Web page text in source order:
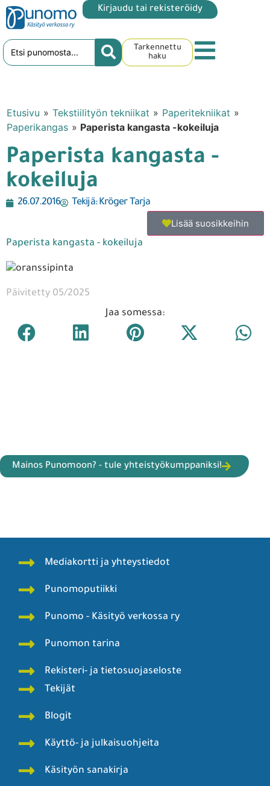
Kirjaudu tai rekisteröidy
Tarkennettu
haku
Etusivu » Tekstiilityön tekniikat » Paperitekniikat »
Paperikangas » Paperista kangasta -kokeiluja
Paperista kangasta -
kokeiluja
26.07.2016 Tekijä:Kröger Tarja
Lisää suosikkeihin
Paperista kangasta - kokeiluja
Päivitetty 05/2025
Jaa somessa:
Mainos Punomoon? - tule yhteistyökumppaniksi!
Mediakortti ja yhteystiedot
Punomoputiikki
Punomo - Käsityö verkossa ry
Punomon tarina
Rekisteri- ja tietosuojaseloste
Tekijät
Blogit
Käyttö- ja julkaisuohjeita
Käsityön sanakirja